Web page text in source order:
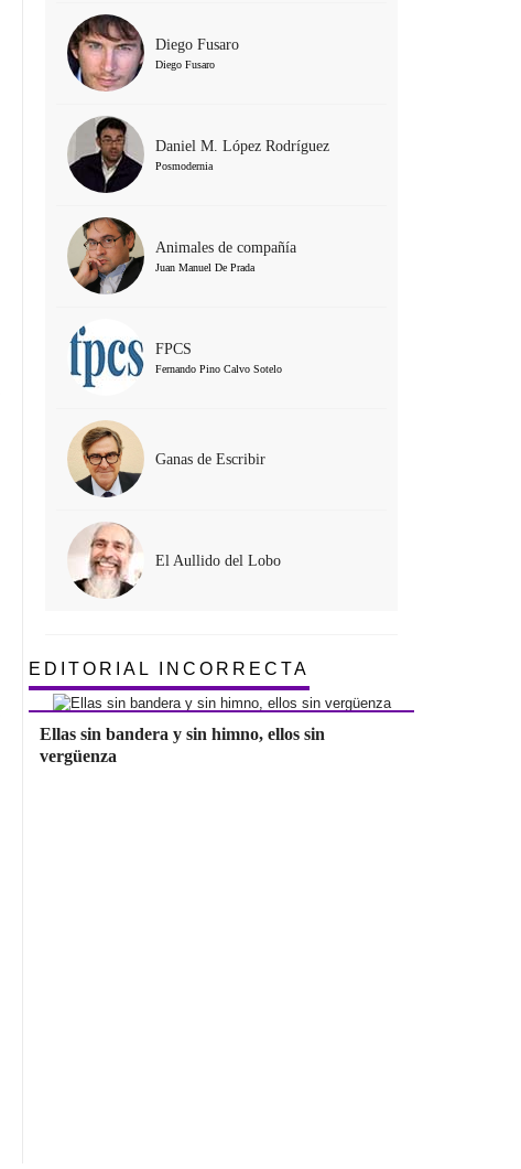
Diego Fusaro
Diego Fusaro
Daniel M. López Rodríguez
Posmodernia
Animales de compañía
Juan Manuel De Prada
FPCS
Fernando Pino Calvo Sotelo
Ganas de Escribir
El Aullido del Lobo
EDITORIAL INCORRECTA
Ellas sin bandera y sin himno, ellos sin
vergüenza